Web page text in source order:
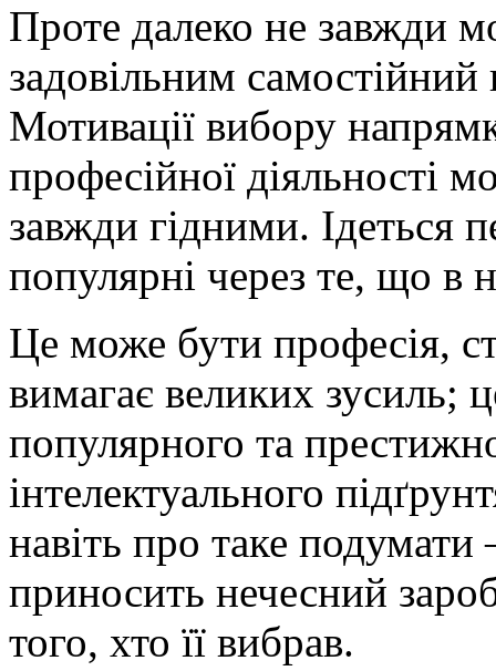
Проте далеко не завжди
задовільним
Мотивації вибору
професійної діяльності
завжди гідними. Ідеться
популярні через те, що в
Це може бути професія,
вимагає великих зусиль;
популярного та
інтелектуального
навіть про таке подумати
приносить нечесний
того, хто її вибрав.